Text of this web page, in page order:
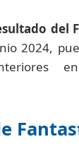
del
2024,